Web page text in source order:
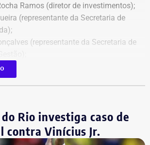
Ramos (diretor de investimentos);
(representante da Secretaria de
(representante da Secretaria de
Batista (servidor do Corpo Técnico
de atos para garantir
Rio investiga caso de
contra Vinícius Jr.